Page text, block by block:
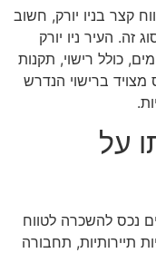
קצר בניו יורק, חשוב
זה. העיר ניו יורק
כולל רישוי, תקנות
ברישוי הנדרש
על
נכס להשכרה לטווח
תיירותיות, תחבורה